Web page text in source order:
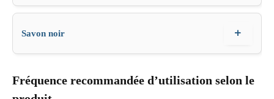
Savon noir +
Fréquence recommandée d’utilisation selon le